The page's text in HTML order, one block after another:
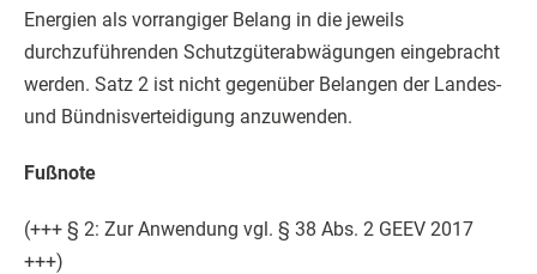
Energien als vorrangiger Belang in die jeweils
durchzuführenden Schutzgüterabwägungen eingebracht
werden. Satz 2 ist nicht gegenüber Belangen der Landes-
und Bündnisverteidigung anzuwenden.
Fußnote
(+++ § 2: Zur Anwendung vgl. § 38 Abs. 2 GEEV 2017
+++)